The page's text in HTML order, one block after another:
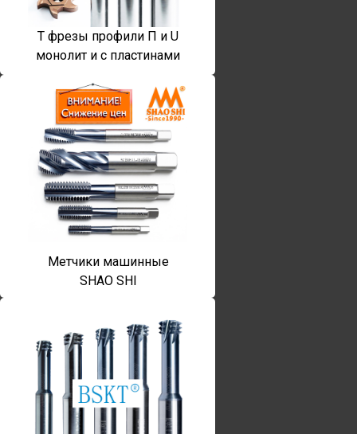
T фрезы профили П и U
монолит и с пластинами
Метчики машинные
SHAO SHI